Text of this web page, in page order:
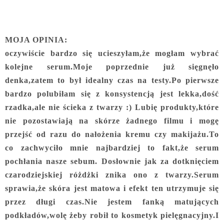
MOJA OPINIA:
oczywiście bardzo się ucieszyłam,że mogłam wybrać
kolejne serum.Moje poprzednie już sięgnęło
denka,zatem to był idealny czas na testy.Po pierwsze
bardzo polubiłam się z konsystencją jest lekka,dość
rzadka,ale nie ścieka z twarzy :) Lubię produkty,które
nie pozostawiają na skórze żadnego filmu i mogę
przejść od razu do nałożenia kremu czy makijażu.To
co zachwyciło mnie najbardziej to fakt,że serum
pochłania nasze sebum. Dosłownie jak za dotknięciem
czarodziejskiej różdżki znika ono z twarzy.Serum
sprawia,że skóra jest matowa i efekt ten utrzymuje się
przez długi czas.Nie jestem fanką matujących
podkładów,wolę żeby robił to kosmetyk pielęgnacyjny.I